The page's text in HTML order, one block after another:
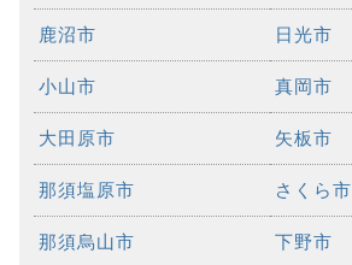
鹿沼市 日光市
小山市 真岡市
大田原市 矢板市
那須塩原市 さくら市
那須烏山市 下野市